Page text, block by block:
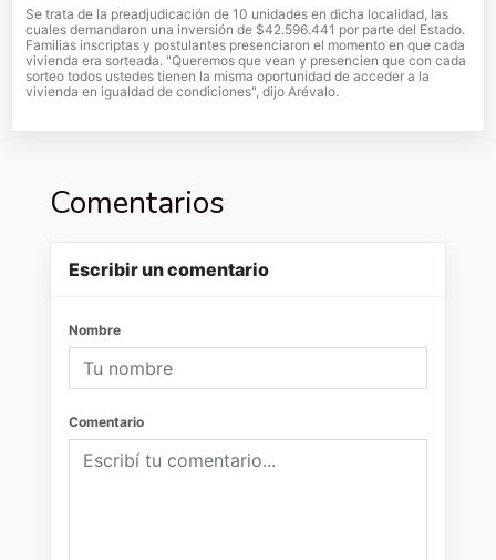
Se trata de la preadjudicación de 10 unidades en dicha localidad, las
cuales demandaron una inversión de $42.596.441 por parte del Estado.
Familias inscriptas y postulantes presenciaron el momento en que cada
vivienda era sorteada. "Queremos que vean y presencien que con cada
sorteo todos ustedes tienen la misma oportunidad de acceder a la
vivienda en igualdad de condiciones", dijo Arévalo.
Comentarios
Escribir un comentario
Nombre
Comentario